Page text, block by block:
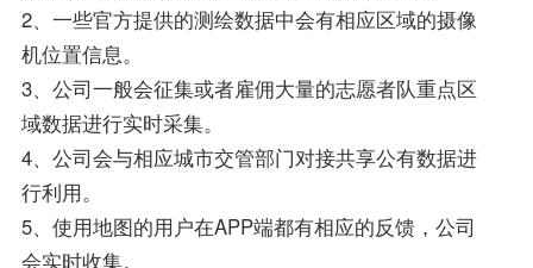
2、一些官方提供的测绘数据中会有相应区域的摄像
机位置信息。
3、公司一般会征集或者雇佣大量的志愿者队重点区
域数据进行实时采集。
4、公司会与相应城市交管部门对接共享公有数据进
行利用。
5、使用地图的用户在APP端都有相应的反馈，公司
会实时收集。